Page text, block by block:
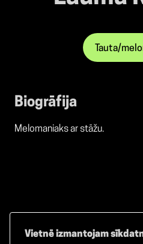
Tauta/
Biogrāfija
Melomaniaks ar stāžu.
Vietnē izmantojam